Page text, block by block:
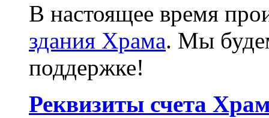
В настоящее время
здания Храма. Мы
поддержке!
Реквизиты счета